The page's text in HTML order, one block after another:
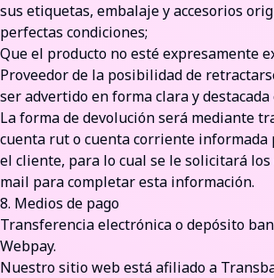
sus etiquetas, embalaje y accesorios
perfectas condiciones;
Que el producto no esté expresamente
Proveedor de la posibilidad de
ser advertido en forma clara y
La forma de devolución será mediante
cuenta rut o cuenta corriente
el cliente, para lo cual se le solicitará los
mail para completar esta información.
8. Medios de pago
Transferencia electrónica o depósito
Webpay.
Nuestro sitio web está afiliado a